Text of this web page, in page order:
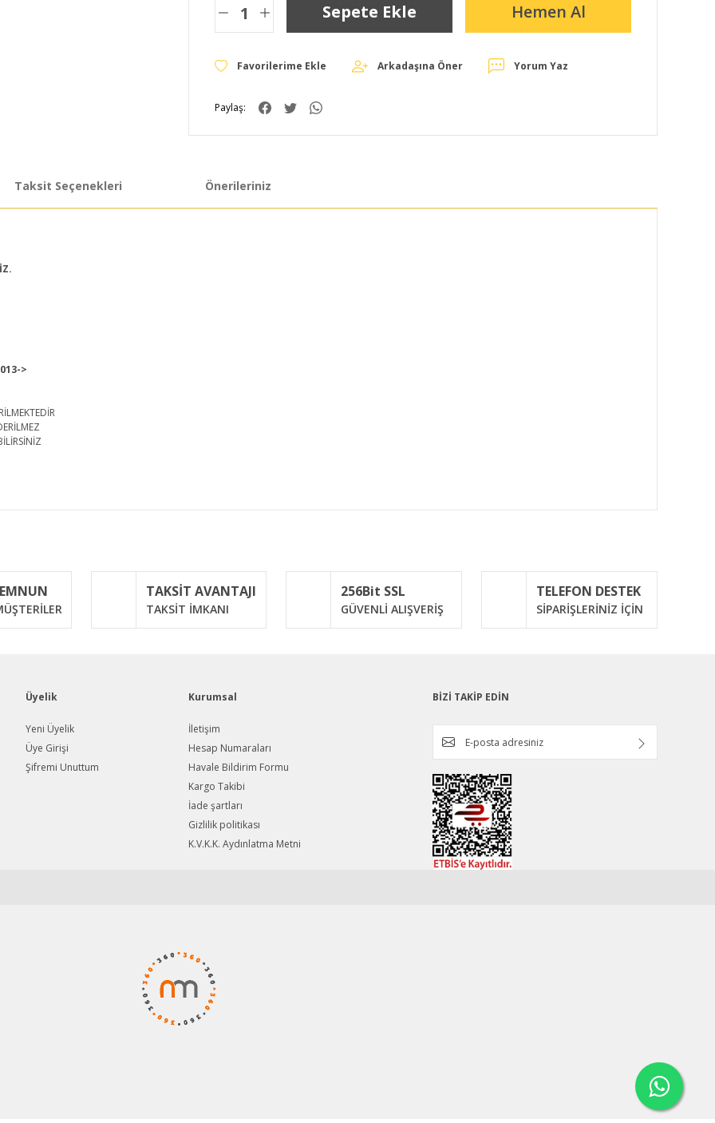
Sepete Ekle Hemen Al
Arkadaşına Öner Yorum Yaz
Paylaş:
Taksit Seçenekleri Önerileriniz
>
Yorum Yaz
Gönder
TAKSİT AVANTAJI
TAKSİT İMKANI
256Bit SSL
GÜVENLİ ALIŞVERİŞ
TELEFON DESTEK
SİPARİŞLERİNİZ İÇİN
Üyelik
Yeni Üyelik
Üye Girişi
Şifremi Unuttum
Kurumsal
İletişim
Hesap Numaraları
Havale Bildirim Formu
Kargo Takibi
İade şartları
Gizlilik politikası
K.V.K.K. Aydınlatma Metni
BİZİ TAKİP EDİN